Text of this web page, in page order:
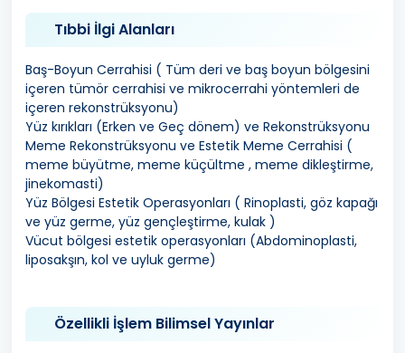
Tıbbi İlgi Alanları
Baş-Boyun Cerrahisi ( Tüm deri ve baş boyun bölgesini
içeren tümör cerrahisi ve mikrocerrahi yöntemleri de
içeren rekonstrüksyonu)
Yüz kırıkları (Erken ve Geç dönem) ve Rekonstrüksyonu
Meme Rekonstrüksyonu ve Estetik Meme Cerrahisi (
meme büyütme, meme küçültme , meme dikleştirme,
jinekomasti)
Yüz Bölgesi Estetik Operasyonları ( Rinoplasti, göz kapağı
ve yüz germe, yüz gençleştirme, kulak )
Vücut bölgesi estetik operasyonları (Abdominoplasti,
liposakşın, kol ve uyluk germe)
Özellikli İşlem Bilimsel Yayınlar